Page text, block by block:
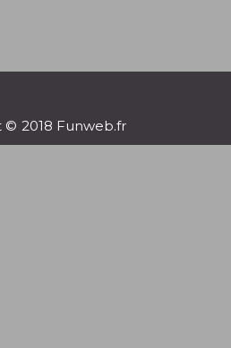
© 2018 Funweb.fr